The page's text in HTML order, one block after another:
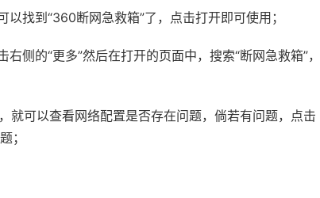
找到“360断网急救箱”了，点击打开即可使用；
侧的“更多”然后在打开的页面中，搜索“断网急救箱”，
就可以查看网络配置是否存在问题，倘若有问题，点击
；